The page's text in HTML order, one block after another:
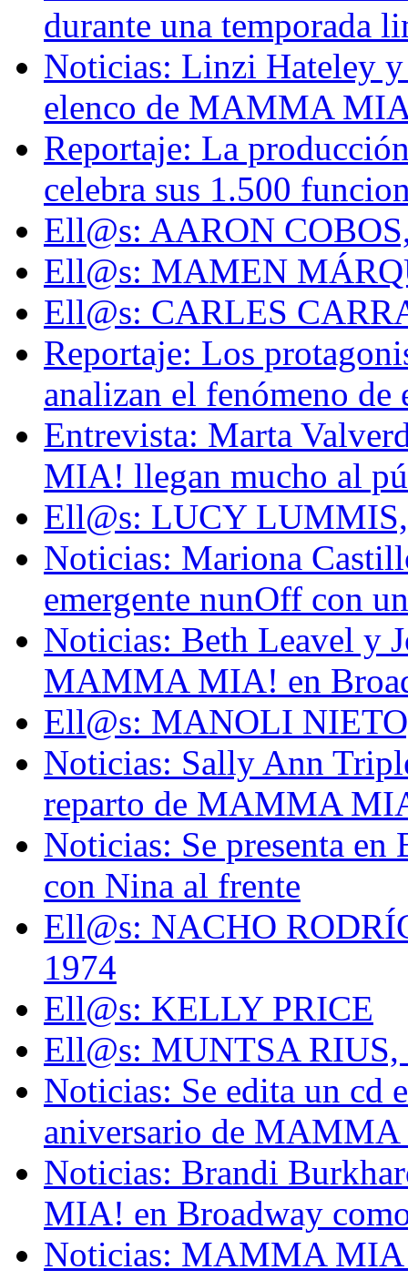
durante una temporada
Noticias: Linzi Hateley y
elenco de MAMMA
Reportaje: La
celebra sus 1.500
Ell@s: AARON
Ell@s: MAMEN
Ell@s: CARLES
Reportaje: Los
analizan el fenómeno de
Entrevista: Marta
MIA! llegan mucho al
Ell@s: LUCY
Noticias: Mariona
emergente nunOff con
Noticias: Beth Leavel y
MAMMA MIA! en
Ell@s: MANOLI
Noticias: Sally Ann
reparto de MAMMA
Noticias: Se presenta
con Nina al frente
Ell@s: NACHO
1974
Ell@s: KELLY PRICE
Ell@s: MUNTSA RIUS,
Noticias: Se edita un cd
aniversario de
Noticias: Brandi
MIA! en Broadway
Noticias: MAMMA